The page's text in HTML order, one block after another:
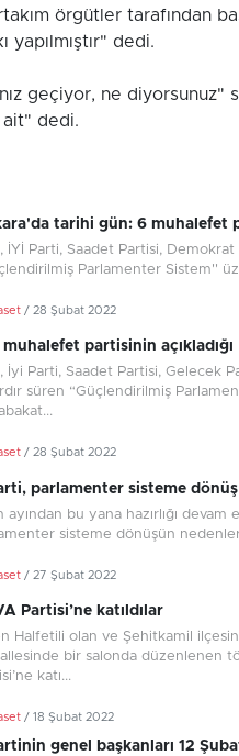
örgütler tarafından
yapılmıştır" dedi.
geçiyor, ne diyorsunuz"
ait" dedi.
tarihi gün: 6 muhalefet
İYİ Parti, Saadet Partisi,
Parlamenter Sistem''
/ 28 Şubat 2022
muhalefet partisinin
İyi Parti, Saadet Partisi, Gelecek
süren “Güçlendirilmiş
/ 28 Şubat 2022
parlamenter sisteme dönüş
ayından bu yana hazırlığı
sisteme dönüşün
/ 27 Şubat 2022
Partisi’ne katıldılar
Halfetili olan ve Şehitkamil
bir salonda düzenlenen
katı...
/ 18 Şubat 2022
genel başkanları 12